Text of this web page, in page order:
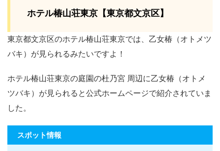
ホテル椿山荘東京【東京都文京区】
東京都文京区のホテル椿山荘東京では、乙女椿（オトメツ
バキ）が見られるみたいですよ！
ホテル椿山荘東京の庭園の杜乃宮 周辺に乙女椿（オトメ
ツバキ）が見られると公式ホームページで紹介されていま
した。
スポット情報